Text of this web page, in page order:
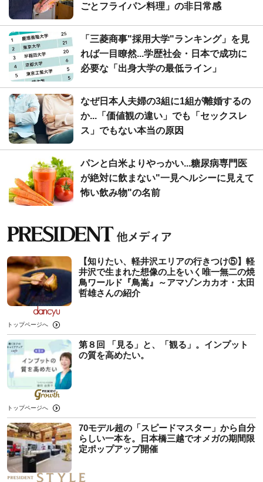
ごとフライパン料理」の非日常感
「三菱商事"採用大学"ランキング」を見
れば一目瞭然...学歴社会・日本で成功に
必要な「出身大学の最低ライン」
なぜ日本人夫婦の3組に1組が離婚するの
か...「価値観の違い」でも「セックスレ
ス」でもない本当の原因
パンと白米よりやっかい...糖尿病専門医
が絶対に飲まない"一見ヘルシーに見えて
怖い飲み物"の名前
【知りたい、軽井沢エリアの行きつけ⑤】軽
井沢で生まれた想像の上をいく唯一無二の焼
鳥ワールド『鳥嵩』～アマゾンカカオ・太田
哲雄さんの紹介
トップページへ
第８回 「見る」と、「観る」。インプット
の質を高めたい。
トップページへ
70モデル超の「スピードマスター」から自分
らしい一本を。日本橋三越でオメガの期間限
定ポップアップ開催